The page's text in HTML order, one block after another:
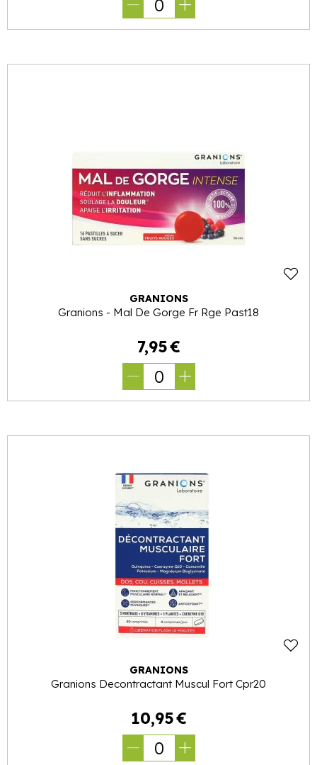
0
GRANIONS
Granions - Mal De Gorge Fr Rge Past18
7,95€
0
GRANIONS
Granions Decontractant Muscul Fort Cpr20
10,95€
0